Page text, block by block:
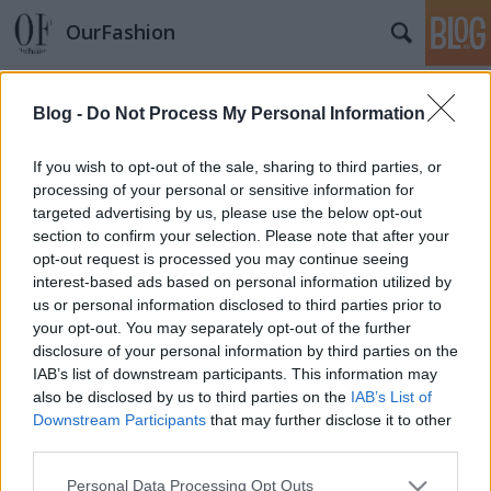
Blog - Do Not Process My Personal Information
If you wish to opt-out of the sale, sharing to third parties, or
processing of your personal or sensitive information for
targeted advertising by us, please use the below opt-out
section to confirm your selection. Please note that after your
opt-out request is processed you may continue seeing
interest-based ads based on personal information utilized by
us or personal information disclosed to third parties prior to
your opt-out. You may separately opt-out of the further
disclosure of your personal information by third parties on the
IAB’s list of downstream participants. This information may
also be disclosed by us to third parties on the IAB’s List of
Downstream Participants that may further disclose it to other
Please note that this website/app uses one or more Google
Personal Data Processing Opt Outs
OurFashion
*Bianka*•2011. szeptember 21.
Sok olyan MINI-t láthattunk már, amit neves
dizájnerek terveztek újra, de egyik sem volt olyan
megkapó számomra, mint a Dean és Dan Caten
tervezőpáros által készített. A MINI & DSQUARED2
közös projektje mértéktelenül menő lett. Az autó
minden vonásában látszik a…
Tobzódunk a divatos autókban!
*Bianka*•2010. július 16.